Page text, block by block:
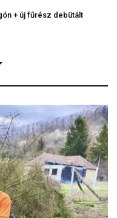
+ új fűrész debütált